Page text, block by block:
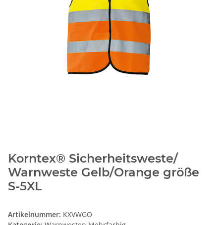
Korntex® Sicherheitsweste/
Warnweste Gelb/Orange größe
S-5XL
Artikelnummer: KXVWGO